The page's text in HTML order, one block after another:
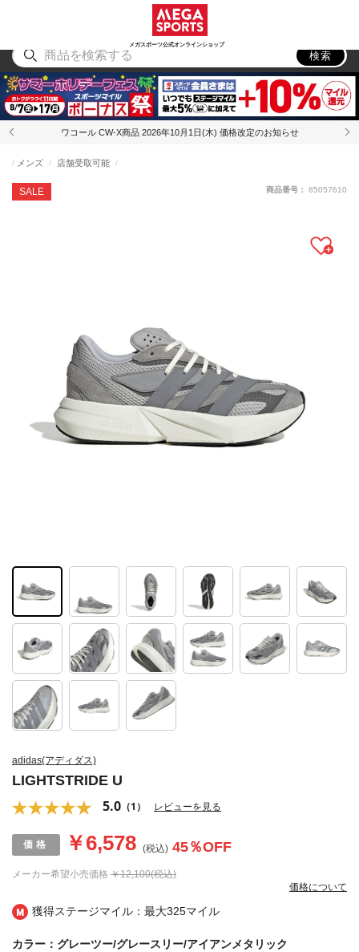
メガスポーツ公式オンラインショップ
アウトドア
検索
ワコール CW-X商品 2026年10月1日(木) 価格改定のお知らせ
獲得ステージマイル：最大325マイル
adidas(アディダス)
LIGHTSTRIDE U
5.0 （1） レビューを見る
SALE
メンズ 店舗受取可能
メーカー希望小売価格 ￥12,100(税込)
￥6,578 (税込) 45％OFF
価格について
商品番号： 85057610
カラー：グレーツー/グレースリー/アイアンメタリック